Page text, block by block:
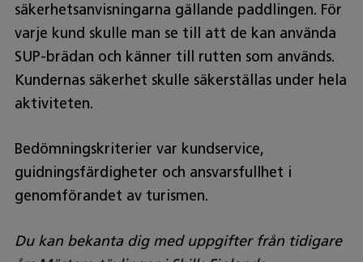
säkerhetsanvisningarna gällande paddlingen. För
varje kund skulle man se till att de kan använda
SUP-brädan och känner till rutten som används.
Kundernas säkerhet skulle säkerställas under hela
aktiviteten.
Bedömningskriterier var kundservice,
guidningsfärdigheter och ansvarsfullhet i
genomförandet av turismen.
Du kan bekanta dig med uppgifter från tidigare